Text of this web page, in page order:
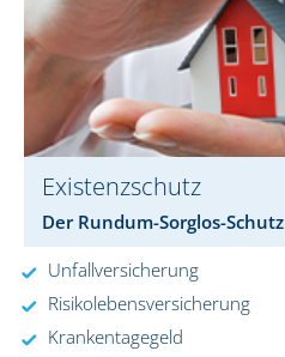
Existenzschutz
Der Rundum-Sorglos-Schutz
Unfallversicherung
Risikolebensversicherung
Krankentagegeld